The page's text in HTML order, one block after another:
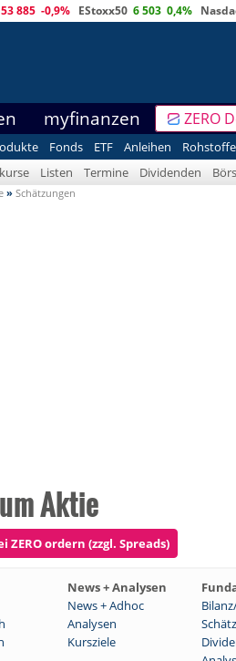
53 885 -0,9% EStoxx50 6 503 0,4%
myfinanzen ZERO
Fonds ETF Anleihen Rohstoffe
Listen Termine Dividenden
» Schätzungen
Aktie
ordern (zzgl. Spreads)
News + Analysen
News + Adhoc
Analysen
Kursziele